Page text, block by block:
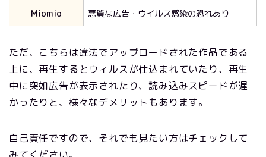
Miomio
悪質な広告・ウイルス感染の恐れあり
ただ、こちらは違法でアップロードされた作品である
上に、再生するとウィルスが仕込まれていたり、再生
中に突如広告が表示されたり、読み込みスピードが遅
かったりと、様々なデメリットもあります。
自己責任ですので、それでも見たい方はチェックして